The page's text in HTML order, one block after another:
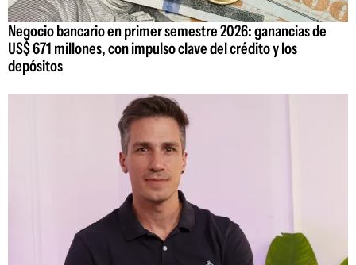
Negocio bancario en primer semestre 2026: ganancias de
US$ 671 millones, con impulso clave del crédito y los
depósitos